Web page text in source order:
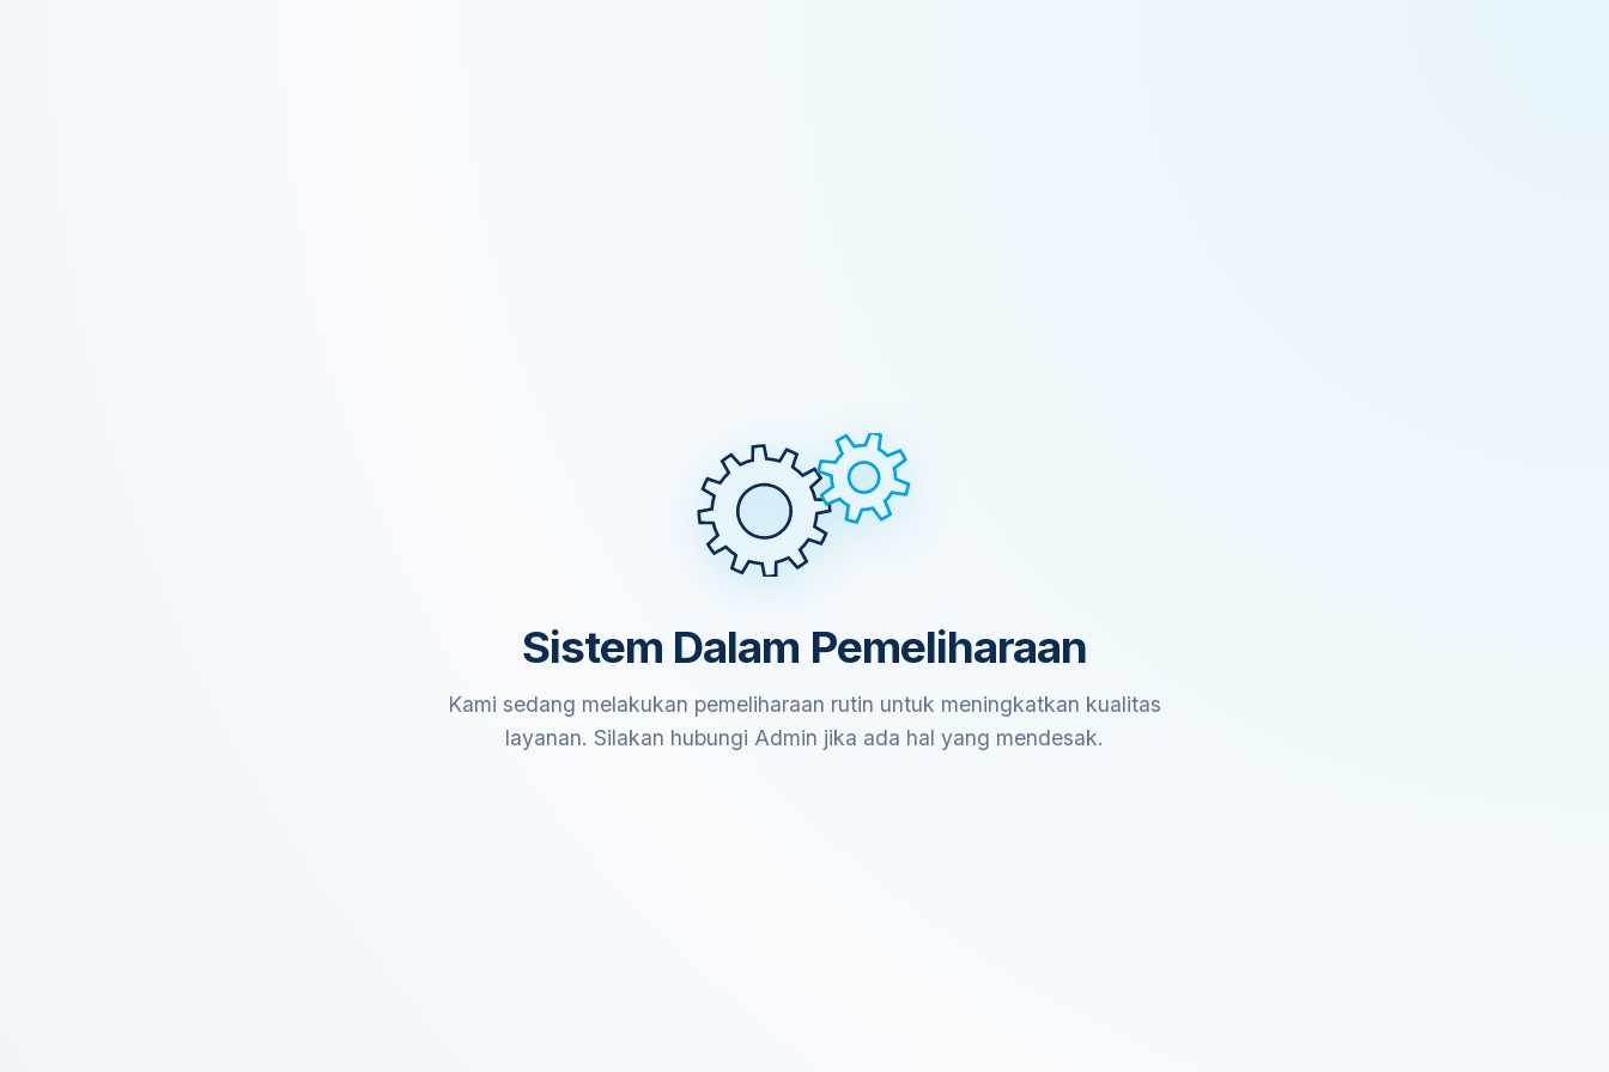
Sistem Dalam Pemeliharaan
Kami sedang melakukan pemeliharaan rutin untuk meningkatkan kualitas
layanan. Silakan hubungi Admin jika ada hal yang mendesak.